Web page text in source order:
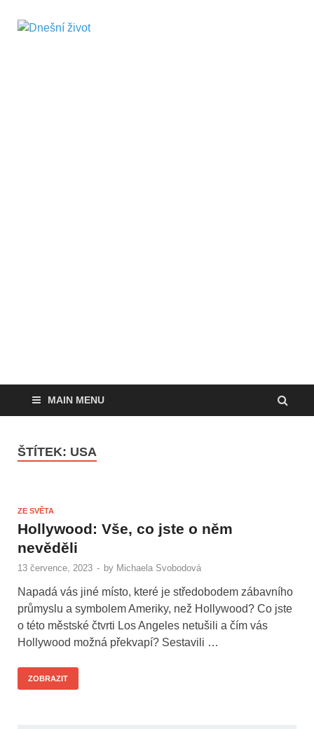
MAIN MENU
ŠTÍTEK: USA
ZE SVĚTA
Hollywood: Vše, co jste o něm
nevěděli
13 července, 2023 - by Michaela Svobodová
Napadá vás jiné místo, které je středobodem zábavního
průmyslu a symbolem Ameriky, než Hollywood? Co jste
o této městské čtvrti Los Angeles netušili a čím vás
Hollywood možná překvapí? Sestavili …
ZOBRAZIT